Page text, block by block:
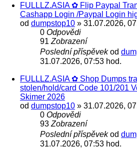
FULLLZ.ASIA ✿ Flip Paypal
Cashapp Login /Paypal Login
od dumpstop10 » 31.07.2026,
0 Odpovědi
91 Zobrazení
Poslední příspěvekod
31.07.2026, 07:53 hod.
FULLLZ.ASIA ✿ Shop Dumps
stolen/hold/card Code 101/201
Skimer 2026
od dumpstop10 » 31.07.2026,
0 Odpovědi
93 Zobrazení
Poslední příspěvekod
31.07.2026, 07:53 hod.